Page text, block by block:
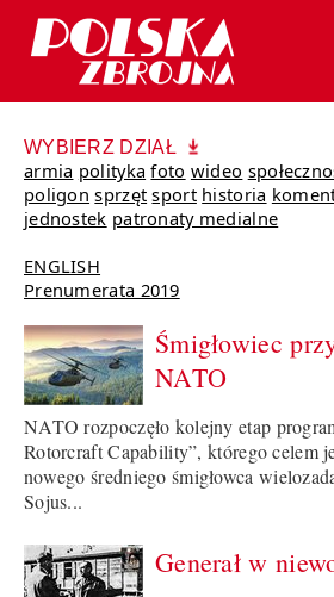
WYBIERZ DZIAŁ
armia polityka foto wideo
poligon sprzęt sport historia
jednostek patronaty medialne
ENGLISH
Prenumerata 2019
Śmigłowiec
NATO
NATO rozpoczęło kolejny etap
Rotorcraft Capability”, którego celem
nowego średniego śmigłowca
Sojus...
Generał w